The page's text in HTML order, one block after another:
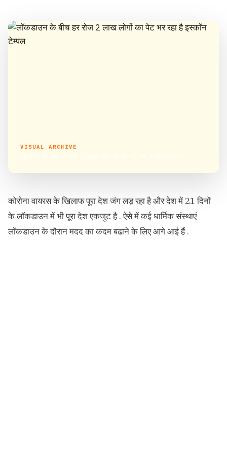
VISUAL ARCHIVE
कोरोना वायरस के खिलाफ पूरा देश जंग लड़ रहा है और देश में 21 दिनों
के लॉकडाउन में भी पूरा देश एकजुट है . ऐसे में कई धार्मिक संस्थाएं
लॉकडाउन के दौरान मदद का कदम बढाने के लिए आगे आई हैं .